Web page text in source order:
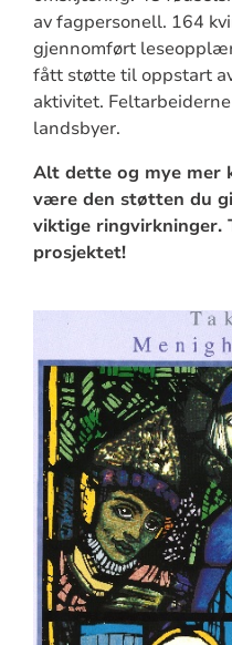
av fagpersonell. 164
gjennomført
fått støtte til oppstart
aktivitet.
landsbyer.
Alt dette og mye mer
være den støtten du
viktige ringvirkninger.
prosjektet!